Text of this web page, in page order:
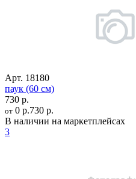
Арт. 18180
паук (60 см)
730 р.
от 0 р.730 р.
В наличии на маркетплейсах
3